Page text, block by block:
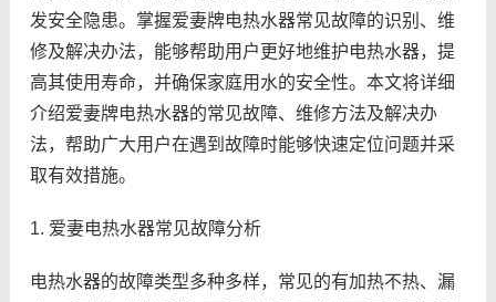
发安全隐患。掌握爱妻牌电热水器常见故障的识别、维
修及解决办法，能够帮助用户更好地维护电热水器，提
高其使用寿命，并确保家庭用水的安全性。本文将详细
介绍爱妻牌电热水器的常见故障、维修方法及解决办
法，帮助广大用户在遇到故障时能够快速定位问题并采
取有效措施。
1. 爱妻电热水器常见故障分析
电热水器的故障类型多种多样，常见的有加热不热、漏